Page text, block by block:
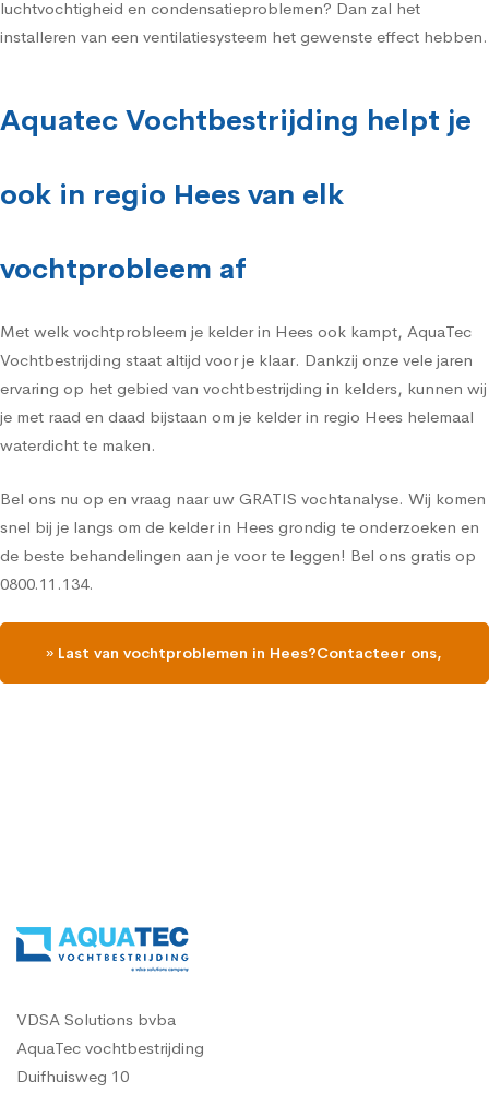
luchtvochtigheid en condensatieproblemen? Dan zal het
installeren van een ventilatiesysteem het gewenste effect hebben.
Aquatec Vochtbestrijding helpt je
ook in regio Hees van elk
vochtprobleem af
Met welk vochtprobleem je kelder in Hees ook kampt, AquaTec
Vochtbestrijding staat altijd voor je klaar. Dankzij onze vele jaren
ervaring op het gebied van vochtbestrijding in kelders, kunnen wij
je met raad en daad bijstaan om je kelder in regio Hees helemaal
waterdicht te maken.
Bel ons nu op en vraag naar uw GRATIS vochtanalyse. Wij komen
snel bij je langs om de kelder in Hees grondig te onderzoeken en
de beste behandelingen aan je voor te leggen! Bel ons gratis op
0800.11.134.
» Last van vochtproblemen in Hees?Contacteer ons,
VDSA Solutions bvba
AquaTec vochtbestrijding
Duifhuisweg 10